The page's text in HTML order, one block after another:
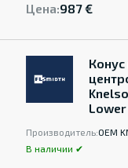
Цена:987 €
Производитель:OEM
В наличии ✔